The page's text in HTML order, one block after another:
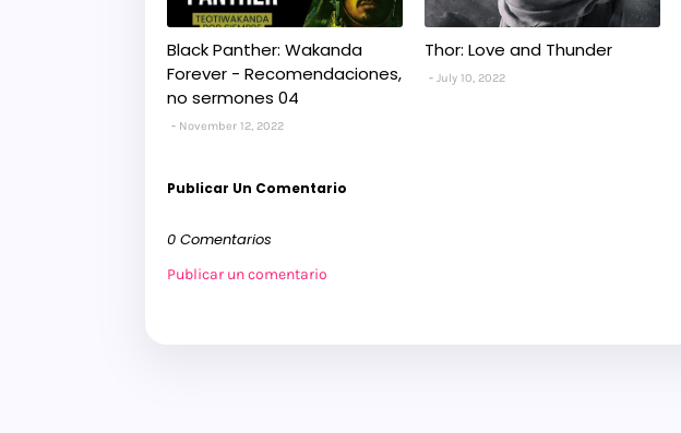
Black Panther: Wakanda
Forever - Recomendaciones,
no sermones 04
November 12, 2022
Thor: Love and Thunder
July 10, 2022
Publicar Un Comentario
0 Comentarios
Publicar un comentario